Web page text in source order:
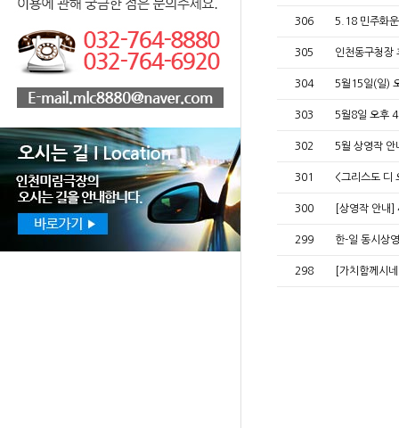
306 5.18 민주화
305 인천동구청장
304 5월15일(일)
303 5월8일 오후
302 5월 상영작
301 <그리스도 디
300 [상영작 안내
299 한-일 동시상
298 [가치함께시